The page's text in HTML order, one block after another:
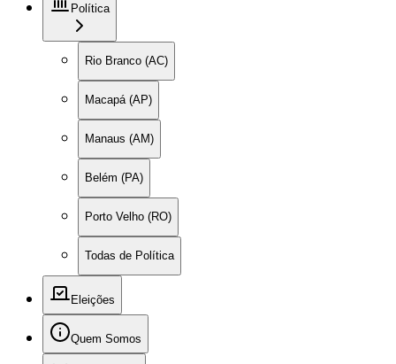
Política
Rio Branco (AC)
Macapá (AP)
Manaus (AM)
Belém (PA)
Porto Velho (RO)
Todas de Política
Eleições
Quem Somos